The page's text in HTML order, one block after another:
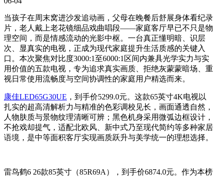
当孩子在周末窝进沙发追动画，父母在晚餐后舒展身体看纪录
片，老人戴上老花镜细品戏曲唱段——家庭客厅早已不只是物
理空间，而是情感流动的光影中枢。一台真正懂明暗、识层
次、显真实的电视，正成为现代家庭提升生活质感的关键入
口。本次聚焦对比度3000:1至6000:1区间内兼具光学实力与实
用价值的五款电视，专为追求真实画质、拒绝灰蒙蒙暗场、重
视日常使用流畅度与空间协调性的家庭用户精选而来。
康佳LED65G30UE ，到手价5299.0元。这款65英寸4K电视以
扎实的超高清解析力与精准的色彩调校见长，画面通透自然，
人物肤质与景物纹理清晰可辨；黑色机身采用微弧边框设计，
不抢戏却提气，适配北欧风、新中式乃至现代简约等多种家居
语境，是中等面积客厅实现画质跃升与美学统一的理想选择。
雷鸟鹤6 26款85英寸（85R69A），到手价6874.0元。作为本榜